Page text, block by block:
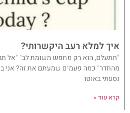
איך למלא רעב היקשרותי?
"תתעלם, הוא רק מחפש תשומת לב" "אל
מהחדר" כמה פעמים שמעתם את זה? אני
נסעתי באוטו
קרא עוד »